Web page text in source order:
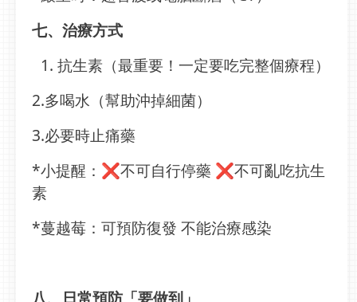
七、治療方式
抗生素（最重要！一定要吃完整個療程）
2.多喝水（幫助沖掉細菌）
3.必要時止痛藥
*小提醒： ❌不可自行停藥 ❌不可亂吃抗生
素
*蔓越莓：可預防復發 不能治療感染
八、日常預防「要做到」